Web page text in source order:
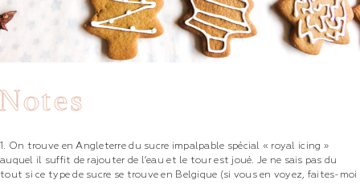
Notes
1. On trouve en Angleterre du sucre impalpable spécial « royal icing »
auquel il suffit de rajouter de l’eau et le tour est joué. Je ne sais pas du
tout si ce type de sucre se trouve en Belgique (si vous en voyez, faites-moi